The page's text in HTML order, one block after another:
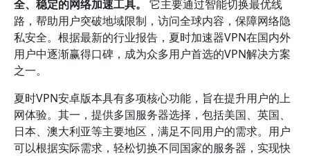
全、稳定的网络加速工具。
它主要通过智能切换最优线
路，帮助用户突破地域限制，访问全球内容，保障网络隐
私安全。根据最新的行业报告，夏时加速器VPN在国内外
用户中逐渐赢得口碑，成为众多用户首选的VPN解决方案
之一。
夏时VPN安卓版本具有多项核心功能，旨在提升用户的上
网体验。其一，提供多国服务器选择，包括美国、英国、
日本、澳大利亚等主要地区，满足不同用户的需求。用户
可以根据实际需求，轻松切换不同国家的服务器，实现快